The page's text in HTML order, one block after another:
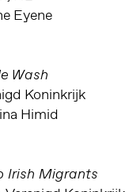
Eyene
Wash
Koninkrijk
Himid
Irish Migrants